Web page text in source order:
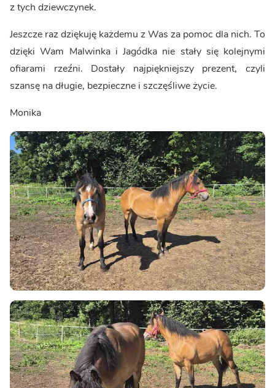
z tych dziewczynek.
Jeszcze raz dziękuję każdemu z Was za pomoc dla nich. To
dzięki Wam Malwinka i Jagódka nie stały się kolejnymi
ofiarami rzeźni. Dostały najpiękniejszy prezent, czyli
szansę na długie, bezpieczne i szczęśliwe życie.
Monika